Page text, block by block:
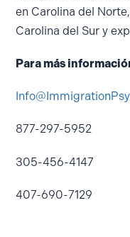
en Carolina del
Carolina del Sur y
Para más
877-297-5952
305-456-4147
407-690-7129